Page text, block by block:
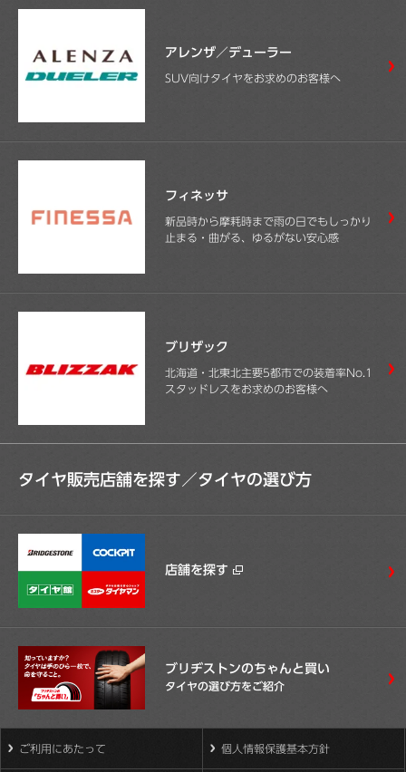
アレンザ／デューラー
SUV向けタイヤをお求めのお客様へ
フィネッサ
新品時から摩耗時まで雨の日でもしっかり
止まる・曲がる、ゆるがない安心感
ブリザック
北海道・北東北主要5都市での装着率No.1
スタッドレスをお求めのお客様へ
タイヤ販売店舗を探す／タイヤの選び方
店舗を探す
ブリヂストンのちゃんと買い
タイヤの選び方をご紹介
ご利用にあたって 個人情報保護基本方針